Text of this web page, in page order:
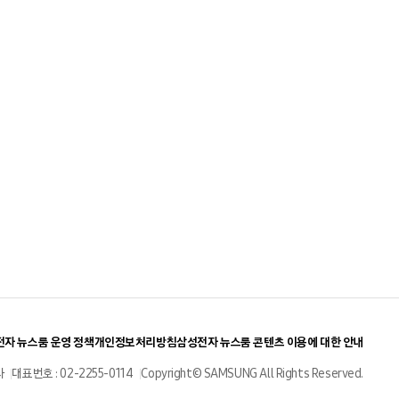
자 뉴스룸 운영 정책개인정보처리방침삼성전자 뉴스룸 콘텐츠 이용에 대한 안내
대표번호 : 02-2255-0114 Copyright© SAMSUNG All Rights Reserved.